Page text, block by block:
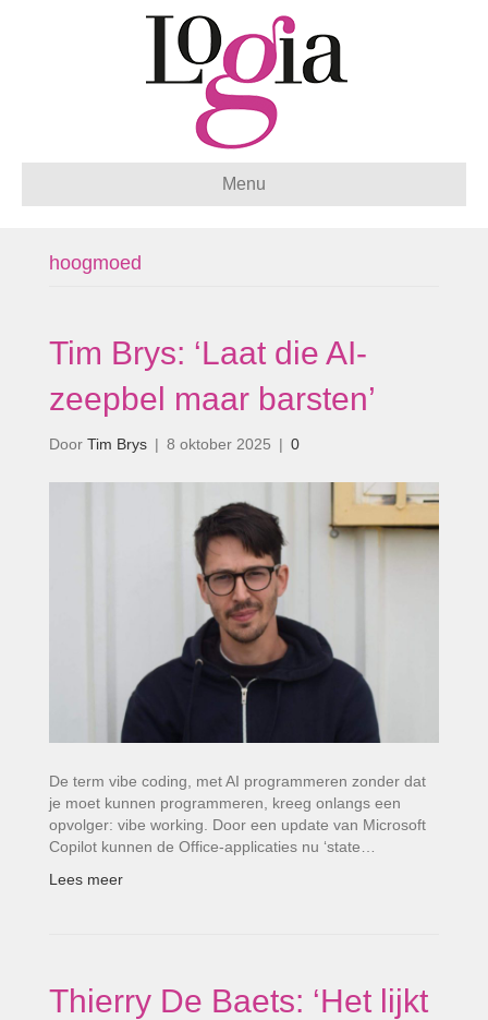
Menu
hoogmoed
Tim Brys: ‘Laat die AI-
zeepbel maar barsten’
Door Tim Brys | 8 oktober 2025 | 0
De term vibe coding, met AI programmeren zonder dat
je moet kunnen programmeren, kreeg onlangs een
opvolger: vibe working. Door een update van Microsoft
Copilot kunnen de Office-applicaties nu ‘state…
Lees meer
Thierry De Baets: ‘Het lijkt